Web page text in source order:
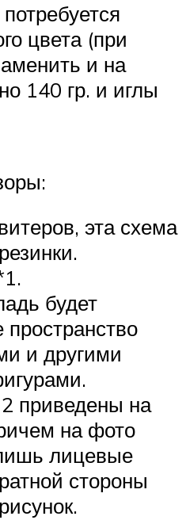
цвета (при
и на
140 гр. и иглы
эта схема
будет
пространство
и другими
приведены на
на фото
лицевые
стороны